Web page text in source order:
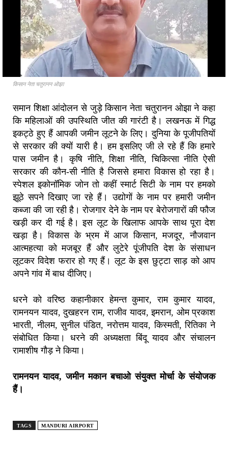
किसान नेता चतुरानन ओझा
समान शिक्षा आंदोलन से जुड़े किसान नेता चतुरानन ओझा ने कहा
कि महिलाओं की उपस्थिति जीत की गारंटी है। लखनऊ में गिद्ध
इकट्ठे हुए हैं आपकी जमीन लूटने के लिए। दुनिया के पूजीपतियों
से सरकार की क्यों यारी है। हम इसलिए जी ले रहे हैं कि हमारे
पास जमीन है। कृषि नीति, शिक्षा नीति, चिकित्सा नीति ऐसी
सरकार की कौन-सी नीति है जिससे हमारा विकास हो रहा है।
स्पेशल इकोनॉमिक जोन तो कहीं स्मार्ट सिटी के नाम पर हमको
झूठे सपने दिखाए जा रहे हैं। उद्योगों के नाम पर हमारी जमीन
कब्जा की जा रही है। रोजगार देने के नाम पर बेरोजगारों की फौज
खड़ी कर दी गई है। इस लूट के खिलाफ आपके साथ पूरा देश
खड़ा है। विकास के भ्रम में आज किसान, मजदूर, नौजवान
आत्महत्या को मजबूर हैं और लुटेरे पूंजीपति देश के संसाधन
लूटकर विदेश फरार हो गए हैं। लूट के इस छुट्टा साड़ को आप
अपने गांव में बाध दीजिए।
धरने को वरिष्ठ कहानीकार हेमन्त कुमार, राम कुमार यादव,
रामनयन यादव, दुखहरन राम, राजीव यादव, इमरान, ओम प्रकाश
भारती, नीलम, सुनील पंडित, नरोत्तम यादव, किस्मती, रितिका ने
संबोधित किया। धरने की अध्यक्षता बिंदू यादव और संचालन
रामाशीष गौड़ ने किया।
रामनयन यादव, जमीन मकान बचाओ संयुक्त मोर्चा के संयोजक
हैं।
TAGS MANDURI AIRPORT